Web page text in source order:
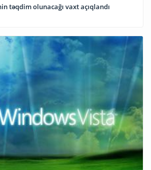
təqdim olunacağı vaxt açıqlandı